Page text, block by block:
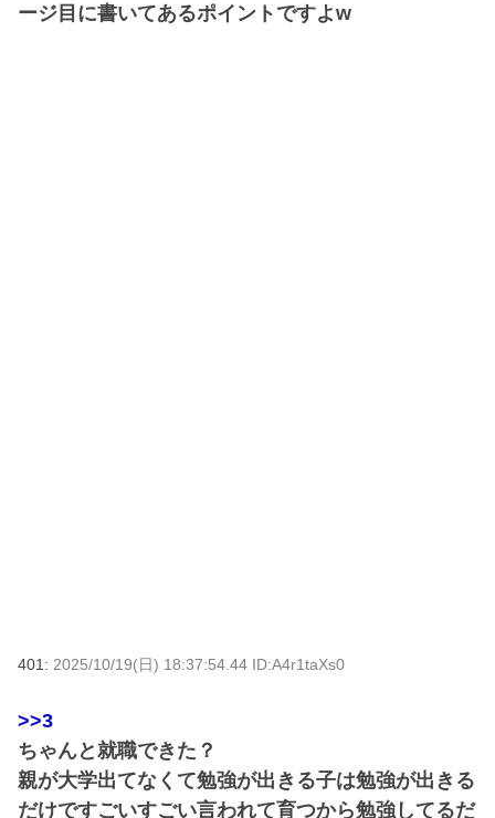
ージ目に書いてあるポイントですよw
401: 2025/10/19(日) 18:37:54.44 ID:A4r1taXs0
>>3
ちゃんと就職できた？
親が大学出てなくて勉強が出きる子は勉強が出きる
だけですごいすごい言われて育つから勉強してるだ